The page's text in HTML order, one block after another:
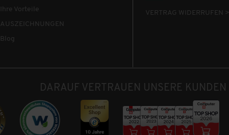
Ihre Vorteile
AUSZEICHNUNGEN
Blog
VERTRAG WIDERRUFEN >
DARAUF VERTRAUEN UNSERE KUNDEN